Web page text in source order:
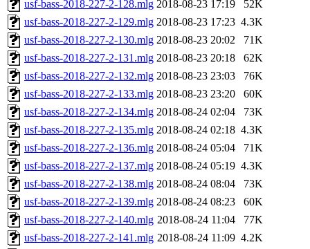
usf-bass-2018-227-2-128.mlg 2018-08-23 17:19
52K
usf-bass-2018-227-2-129.mlg 2018-08-23 17:23 4.3K
usf-bass-2018-227-2-130.mlg 2018-08-23 20:02
71K
usf-bass-2018-227-2-131.mlg 2018-08-23 20:18
62K
usf-bass-2018-227-2-132.mlg 2018-08-23 23:03
76K
usf-bass-2018-227-2-133.mlg 2018-08-23 23:20
60K
usf-bass-2018-227-2-134.mlg 2018-08-24 02:04
73K
usf-bass-2018-227-2-135.mlg 2018-08-24 02:18 4.3K
usf-bass-2018-227-2-136.mlg 2018-08-24 05:04
71K
usf-bass-2018-227-2-137.mlg 2018-08-24 05:19 4.3K
usf-bass-2018-227-2-138.mlg 2018-08-24 08:04
73K
usf-bass-2018-227-2-139.mlg 2018-08-24 08:23
60K
usf-bass-2018-227-2-140.mlg 2018-08-24 11:04
77K
usf-bass-2018-227-2-141.mlg 2018-08-24 11:09 4.2K